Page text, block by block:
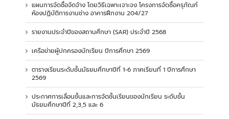
แผนการจัดซื้อจัดจ้าง โดยวิธีเฉพาะเจาะจง โครงการจัดซื้อครุภัณฑ์
ห้องปฏิบัติการงานช่าง อาคารฝึกงาน 204/27
รายงานประจำปีของสถานศึกษา (SAR) ประจำปี 2568
เครือข่ายผู้ปกครองนักเรียน ปีการศึกษา 2569
ตารางเรียนระดับชั้นมัธยมศึกษาปีที่ 1-6 ภาคเรียนที่ 1 ปีการศึกษา
2569
ประกาศการเลื่อนชั้นและการจัดชั้นเรียนของนักเรียน ระดับชั้น
มัธยมศึกษาปีที่ 2,3,5 และ 6